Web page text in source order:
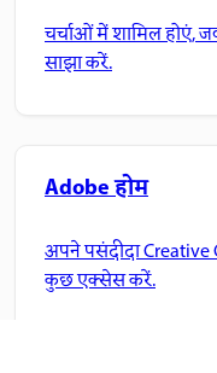
चर्चाओं में शामिल होएं,
साझा करें.
Adobe होम
अपने पसंदीदा
कुछ एक्सेस करें.